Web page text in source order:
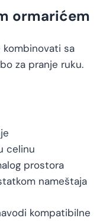
ormarićem
kombinovati sa
za pranje ruku.
celinu
prostora
nameštaja
kompatibilne